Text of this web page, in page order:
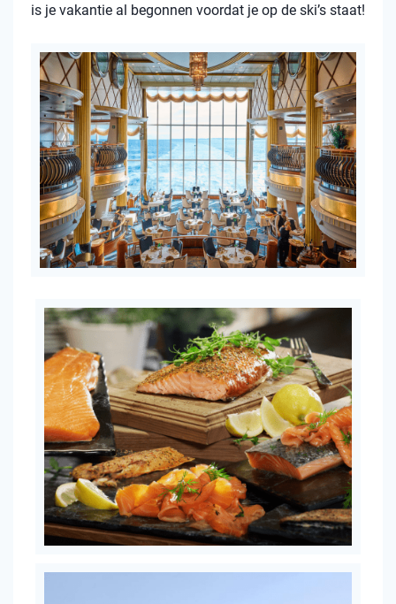
is je vakantie al begonnen voordat je op de ski’s staat!